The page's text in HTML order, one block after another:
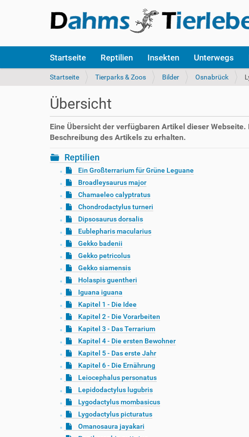
k
Startseite Reptilien Insekten Unterwegs
S
e
s
i
n
d
i
e
Startseite Tierparks & Zoos Bilder Osnabrück
Übersicht
Eine Übersicht der verfügbaren Artikel dieser
Beschreibung des Artikels zu erhalten.
Reptilien
Ein Großterrarium für Grüne Leguane
Broadleysaurus major
Chamaeleo calyptratus
Chondrodactylus turneri
Dipsosaurus dorsalis
Eublepharis macularius
Gekko badenii
Gekko petricolus
Gekko siamensis
Holaspis guentheri
Iguana iguana
Kapitel 1 - Die Idee
Kapitel 2 - Die Vorarbeiten
Kapitel 3 - Das Terrarium
Kapitel 4 - Die ersten Bewohner
Kapitel 5 - Das erste Jahr
Kapitel 6 - Die Ernährung
Leiocephalus personatus
Lepidodactylus lugubris
Lygodactylus mombasicus
Lygodactylus picturatus
Omanosaura jayakari